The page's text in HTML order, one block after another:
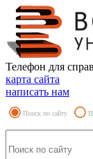
Телефон для
карта сайта
написать нам
Поиск по сайту